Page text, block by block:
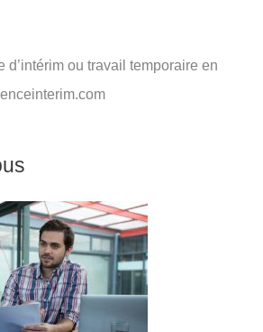
d’intérim ou travail temporaire en